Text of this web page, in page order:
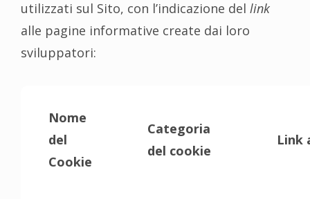
utilizzati sul Sito, con l’indicazione del link
alle pagine informative create dai loro
sviluppatori:
Nome
del
Cookie
Categoria
del cookie
Link